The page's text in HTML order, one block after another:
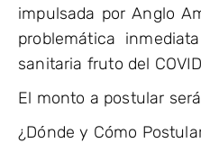
impulsada por Anglo
problemática
sanitaria fruto del
El monto a postular
¿Dónde y Cómo